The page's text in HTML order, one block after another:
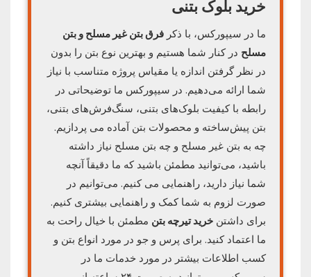
خرید بلوک بتنی
ما در سیپورکس، با ذکر فرق بتن غیر مسلح و بتن
مسلح در کنار شما هستیم و بهترین نوع بتن را بدون
در نظر گرفتن اندازه یا مقیاس پروژه متناسب با نیاز
شما ارائه می‌دهیم. در سیپورکس ما توضیحاتی در
رابطه با کیفیت بلوک‌های بتنی‌، سنگ‌فرش‌های بتنی،
بتن پیش‌ساخته و محصولات بتن آماده‌ می پردازیم.
چه به بتن غیر مسلح و چه بتن مسلح نیاز داشته
باشید، می‌توانید مطمئن باشید که ما دقیقاً آنچه
شما نیاز دارید، راهنمایی می کنیم. می‌توانیم در
صورت لزوم به شما کمک و راهنمایی بیشتری کنیم.
برای داشتن خرید تیرچه بتن مطمئن با خیال راحت به
ما اعتماد کنید. برای پرس و جو در مورد انواع بتن و
کسب اطلاعات بیشتر در مورد خدمات ما در